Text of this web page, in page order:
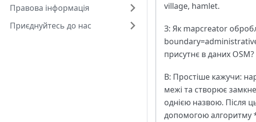
Правова інформація
Приєднуйтесь до нас
village, hamlet.
З: Як mapcreator
присутнє в даних OSM?
В: Простіше кажучи:
межі та створює
однією назвою. Після
допомогою алгоритму